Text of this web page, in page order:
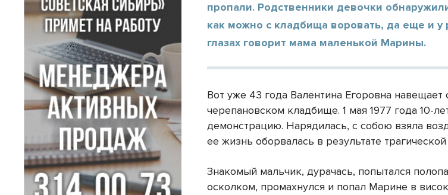
пропали. Родственники девочки
как можно с кладбища воровать, да еще и у
глазах говорит мама маленькой Марины.
Вот уже 43 года Валентина Егоровна
черепановском кладбище. 1 мая 1977 года 10-
демонстрацию. Нарядилась, с собою взяла
ее жизнь оборвалась в результате трагической
Знакомый мальчик, дурачась, попытался
осколком, промахнулся и попал Марине в